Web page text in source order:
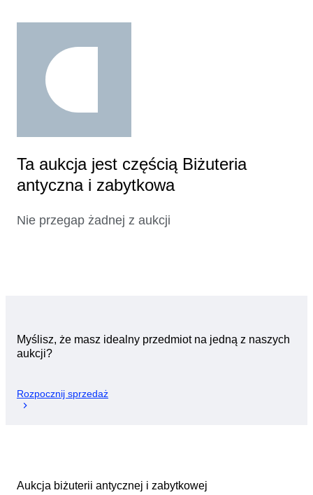
Ta aukcja jest częścią Biżuteria
antyczna i zabytkowa
Nie przegap żadnej z aukcji
Myślisz, że masz idealny przedmiot na jedną z naszych
aukcji?
Rozpocznij sprzedaż
Aukcja biżuterii antycznej i zabytkowej